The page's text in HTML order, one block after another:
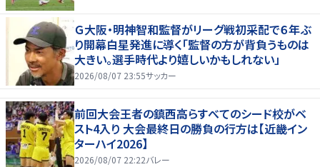
Ｇ大阪・明神智和監督がリーグ戦初采配で６年ぶ
り開幕白星発進に導く「監督の方が背負うものは
大きい。選手時代より嬉しいかもしれない」
2026/08/07 23:55サッカー
前回大会王者の鎮西高らすべてのシード校がベ
スト4入り 大会最終日の勝負の行方は【近畿イン
ターハイ2026】
2026/08/07 22:22バレー